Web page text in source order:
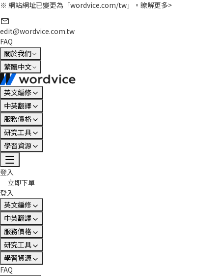
※ 網站網址已變更為「wordvice.com/tw」。 瞭解更多>
edit@wordvice.com.tw
FAQ
關於我們
繁體中文
英文編修
中英翻譯
服務價格
研究工具
學習資源
登入
立即下單
登入
英文編修
中英翻譯
服務價格
研究工具
學習資源
FAQ